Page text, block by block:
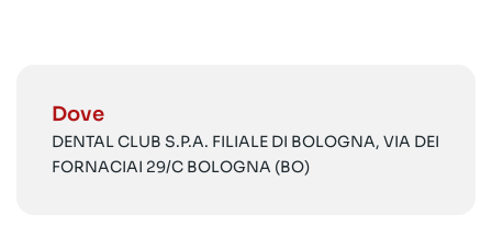
Dove
DENTAL CLUB S.P.A. FILIALE DI BOLOGNA, VIA DEI
FORNACIAI 29/C BOLOGNA (BO)